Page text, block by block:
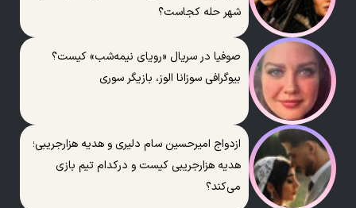
شهر حله کجاست؟
صوفیا در سریال «رویای نیمه‌شب» کیست؟
بیوگرافی سوزانا الوز، بازیگر سوری
ازدواج امیرحسین سام دلیری و هدیه هزارجریبی؛
هدیه هزارجریبی کیست و درکدام تیم بازی
می‌کند؟